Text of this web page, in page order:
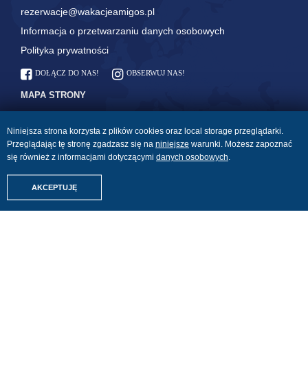
rezerwacje@wakacjeamigos.pl
Informacja o przetwarzaniu danych osobowych
Polityka prywatności
DOŁĄCZ DO NAS! OBSERWUJ NAS!
MAPA STRONY
Kontakt
Blog
Amigos Relacje z Podróży
Last Minute
All Inclusive
Linie lotnicze: odprawa i
bagaż
Płyny w bagażu podręcznym
Lista kontrolna na podróż
Niniejsza strona korzysta z plików cookies oraz local storage przeglądarki.
Przeglądając tę stronę zgadzasz się na niniejsze warunki. Możesz zapoznać
się również z informacjami dotyczącymi danych osobowych.
AKCEPTUJĘ